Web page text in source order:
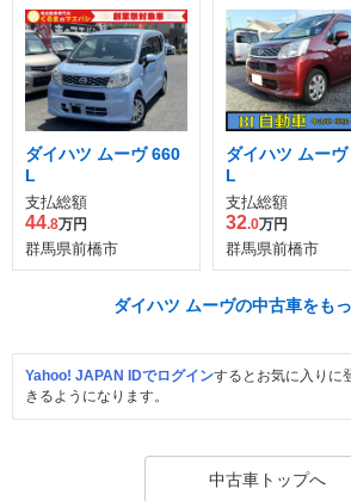
ダイハツ ムーヴ 660
L
支払総額
44.8万円
群馬県前橋市
ダイハツ ムー
L
支払総額
32.0万円
群馬県前橋市
ダイハツ ムーヴの中古車をも
Yahoo! JAPAN IDでログインするとお気に入りに
きるようになります。
中古車トップへ